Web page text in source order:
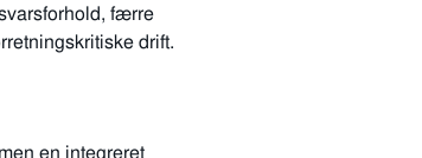
færre
drift.